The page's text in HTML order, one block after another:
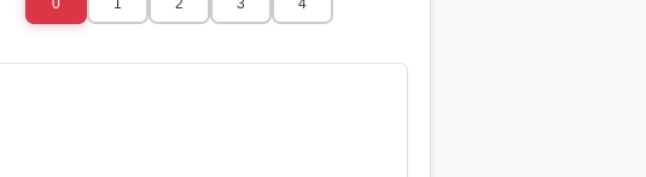
0 1 2 3 4